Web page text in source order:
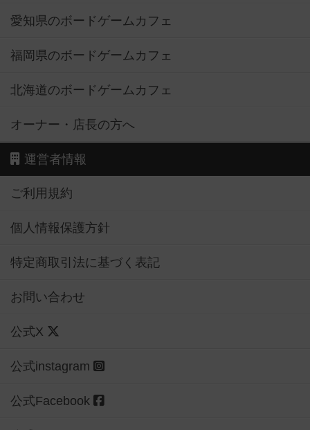
愛知県のボードゲームカフェ
福岡県のボードゲームカフェ
北海道のボードゲームカフェ
オーナー・店長の方へ
運営者情報
ご利用規約
個人情報保護方針
特定商取引法に基づく表記
お問い合わせ
公式X
公式instagram
公式Facebook